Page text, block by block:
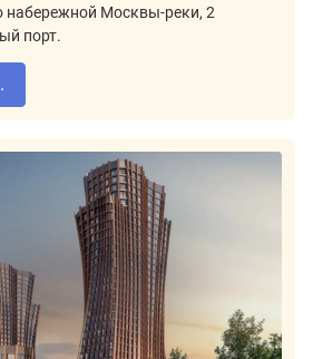
набережной Москвы-реки, 2
порт.
94